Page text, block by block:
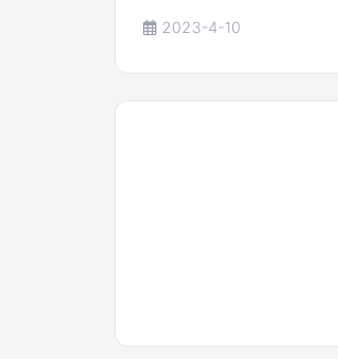
2023-4-10